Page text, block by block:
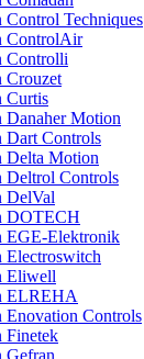
Techniques
ControlAir
Controlli
Crouzet
Curtis
Danaher Motion
Dart Controls
Delta Motion
Deltrol Controls
DelVal
DOTECH
EGE-Elektronik
Electroswitch
Eliwell
ELREHA
Enovation Controls
Finetek
Gefran